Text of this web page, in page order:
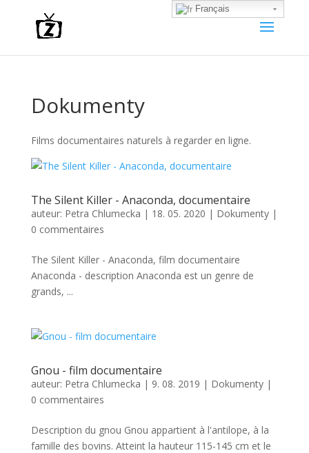
Dokumenty
Films documentaires naturels à regarder en ligne.
The Silent Killer - Anaconda, documentaire
auteur: Petra Chlumecka | 18. 05. 2020 | Dokumenty|
0 commentaires
The Silent Killer - Anaconda, film documentaire
Anaconda - description Anaconda est un genre de
grands, ...
Gnou - film documentaire
auteur: Petra Chlumecka | 9. 08. 2019 | Dokumenty|
0 commentaires
Description du gnou Gnou appartient à l'antilope, à la
famille des bovins. Atteint la hauteur 115-145 cm et le
Français